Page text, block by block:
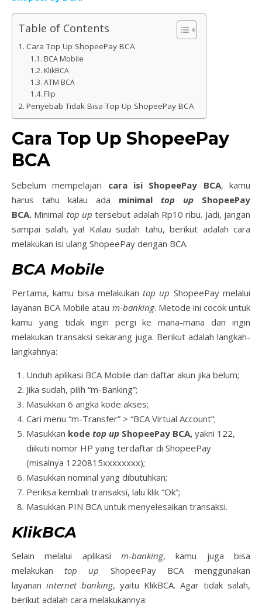
Table of Contents
Cara Top Up ShopeePay BCA
BCA Mobile
KlikBCA
ATM BCA
Flip
Penyebab Tidak Bisa Top Up ShopeePay BCA
Cara Top Up ShopeePay
BCA
Sebelum mempelajari cara isi ShopeePay BCA, kamu
harus tahu kalau ada minimal top up ShopeePay
BCA. Minimal top up tersebut adalah Rp10 ribu. Jadi, jangan
sampai salah, ya! Kalau sudah tahu, berikut adalah cara
melakukan isi ulang ShopeePay dengan BCA.
BCA Mobile
Pertama, kamu bisa melakukantop up ShopeePay melalui
layanan BCA Mobile atau m-banking. Metode ini cocok untuk
kamu yang tidak ingin pergi ke mana-mana dan ingin
melakukan transaksi sekarang juga. Berikut adalah langkah-
langkahnya:
Unduh aplikasi BCA Mobile dan daftar akun jika belum;
Jika sudah, pilih “m-Banking”;
Masukkan 6 angka kode akses;
Cari menu “m-Transfer” > “BCA Virtual Account”;
Masukkan kode top up ShopeePay BCA, yakni 122,
diikuti nomor HP yang terdaftar di ShopeePay
(misalnya 1220815xxxxxxxx);
Masukkan nominal yang dibutuhkan;
Periksa kembali transaksi, lalu klik “Ok”;
Masukkan PIN BCA untuk menyelesaikan transaksi.
KlikBCA
Selain melalui aplikasi m-banking, kamu juga bisa
melakukantop up ShopeePay BCA menggunakan
layanan internet banking, yaitu KlikBCA. Agar tidak salah,
berikut adalah cara melakukannya: